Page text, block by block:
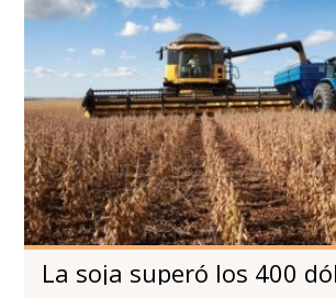
La soja superó los 400